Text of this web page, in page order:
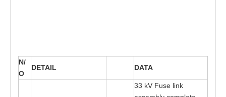
N/
O
DETAIL DATA
33 kV Fuse link